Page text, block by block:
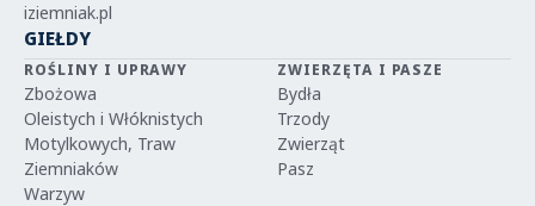
iziemniak.pl
GIEŁDY
ROŚLINY I UPRAWY
Zbożowa
Oleistych i Włóknistych
Motylkowych, Traw
Ziemniaków
Warzyw
ZWIERZĘTA I PASZE
Bydła
Trzody
Zwierząt
Pasz